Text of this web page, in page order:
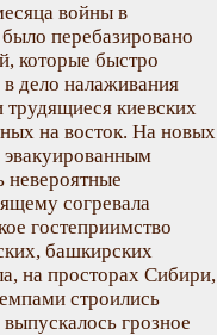
войны в
перебазировано
которые быстро
дело налаживания
трудящиеся киевских
на восток. На новых
невероятные
согревала
гостеприимство
башкирских
на просторах Сибири,
строились
грозное